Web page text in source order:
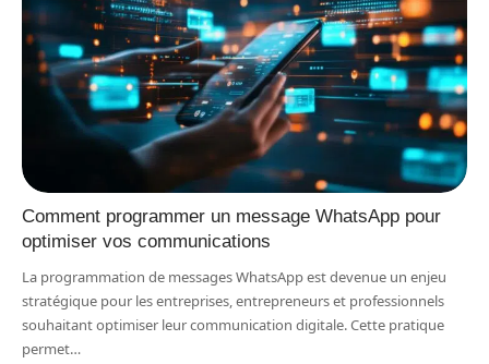
Comment programmer un message WhatsApp pour
optimiser vos communications
La programmation de messages WhatsApp est devenue un enjeu
stratégique pour les entreprises, entrepreneurs et professionnels
souhaitant optimiser leur communication digitale. Cette pratique
permet…